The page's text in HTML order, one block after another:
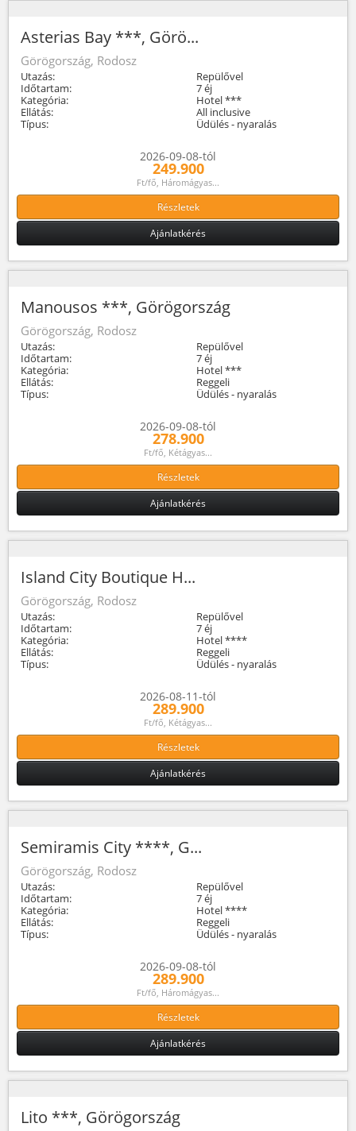
Asterias Bay ***, Görö...
Görögország, Rodosz
Utazás:
Repülővel
Időtartam:
7 éj
Kategória:
Hotel ***
Ellátás:
All inclusive
Típus:
Üdülés - nyaralás
2026-09-08-tól
249.900
Ft/fő, Háromágyas...
Részletek
Ajánlatkérés
Manousos ***, Görögország
Görögország, Rodosz
Utazás:
Repülővel
Időtartam:
7 éj
Kategória:
Hotel ***
Ellátás:
Reggeli
Típus:
Üdülés - nyaralás
2026-09-08-tól
278.900
Ft/fő, Kétágyas...
Részletek
Ajánlatkérés
Island City Boutique H...
Görögország, Rodosz
Utazás:
Repülővel
Időtartam:
7 éj
Kategória:
Hotel ****
Ellátás:
Reggeli
Típus:
Üdülés - nyaralás
2026-08-11-tól
289.900
Ft/fő, Kétágyas...
Részletek
Ajánlatkérés
Semiramis City ****, G...
Görögország, Rodosz
Utazás:
Repülővel
Időtartam:
7 éj
Kategória:
Hotel ****
Ellátás:
Reggeli
Típus:
Üdülés - nyaralás
2026-09-08-tól
289.900
Ft/fő, Háromágyas...
Részletek
Ajánlatkérés
Lito ***, Görögország